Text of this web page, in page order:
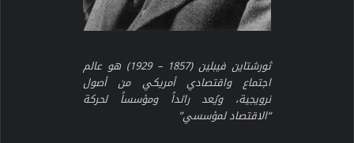
ثورشتاين فيبلين (1857 – 1929) هو عالم
اجتماع واقتصادي أمريكي من أصول
نرويجية، ويُعد رائداً ومؤسساً لحركة
“الاقتصاد لمؤسسي”